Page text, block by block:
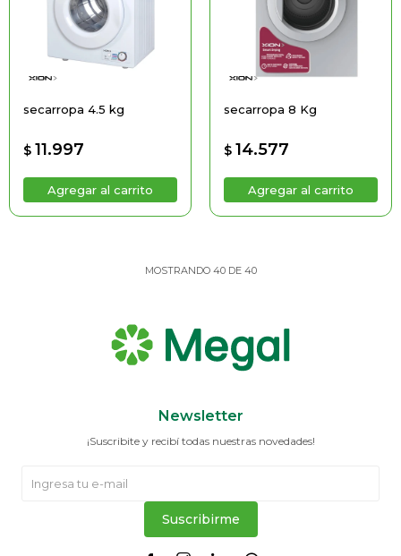
secarropa 4.5 kg
$ 11.997
secarropa 8 Kg
$ 14.577
MOSTRANDO 40DE 40
Newsletter
¡Suscribite y recibí todas nuestras novedades!
Suscribirme